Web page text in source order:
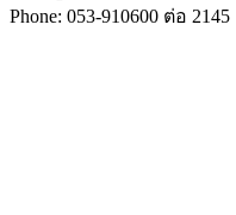
Phone: 053-910600 ต่อ 2145